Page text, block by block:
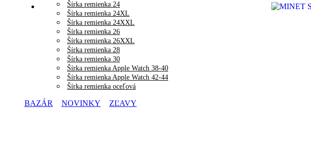
Šírka remienka 24
Šírka remienka 24XL
Šírka remienka 24XXL
Šírka remienka 26
Šírka remienka 26XXL
Šírka remienka 28
Šírka remienka 30
Šírka remienka Apple Watch 38-40
Šírka remienka Apple Watch 42-44
Šírka remienka oceľová
BAZÁR NOVINKY
ZĽAVY